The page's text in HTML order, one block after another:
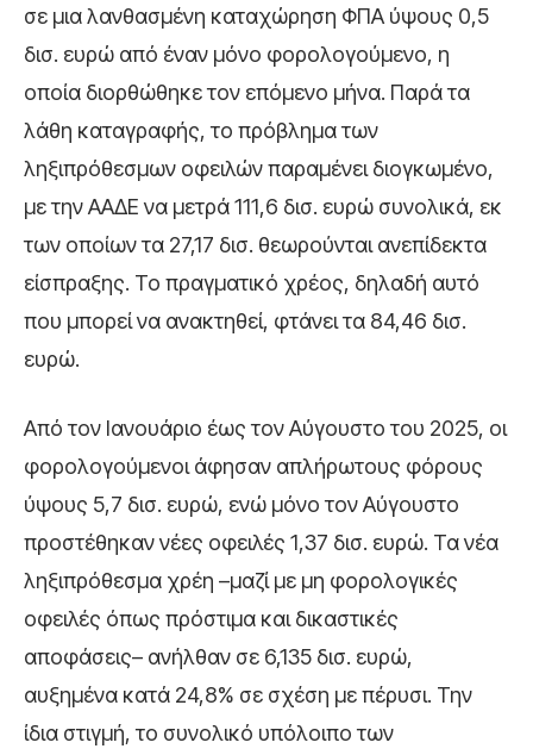
σε μια λανθασμένη καταχώρηση ΦΠΑ ύψους 0,5
δισ. ευρώ από έναν μόνο φορολογούμενο, η
οποία διορθώθηκε τον επόμενο μήνα. Παρά τα
λάθη καταγραφής, το πρόβλημα των
ληξιπρόθεσμων οφειλών παραμένει διογκωμένο,
με την ΑΑΔΕ να μετρά 111,6 δισ. ευρώ συνολικά, εκ
των οποίων τα 27,17 δισ. θεωρούνται ανεπίδεκτα
είσπραξης. Το πραγματικό χρέος, δηλαδή αυτό
που μπορεί να ανακτηθεί, φτάνει τα 84,46 δισ.
ευρώ.
Από τον Ιανουάριο έως τον Αύγουστο του 2025, οι
φορολογούμενοι άφησαν απλήρωτους φόρους
ύψους 5,7 δισ. ευρώ, ενώ μόνο τον Αύγουστο
προστέθηκαν νέες οφειλές 1,37 δισ. ευρώ. Τα νέα
ληξιπρόθεσμα χρέη –μαζί με μη φορολογικές
οφειλές όπως πρόστιμα και δικαστικές
αποφάσεις– ανήλθαν σε 6,135 δισ. ευρώ,
αυξημένα κατά 24,8% σε σχέση με πέρυσι. Την
ίδια στιγμή, το συνολικό υπόλοιπο των